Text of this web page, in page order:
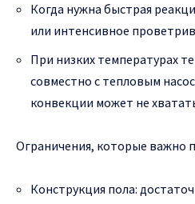
Когда нужна быстрая
или интенсивное
При низких температурах
совместно с тепловым
конвекции может не
Ограничения, которые важно
Конструкция пола: